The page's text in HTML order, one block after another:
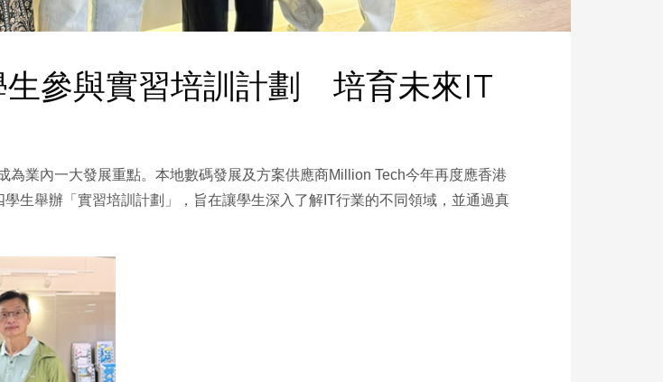
生參與實習培訓計劃 培育未來IT
業內一大發展重點。本地數碼發展及方案供應商Million Tech今年再度應香港
生舉辦「實習培訓計劃」，旨在讓學生深入了解IT行業的不同領域，並通過真